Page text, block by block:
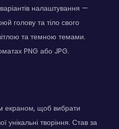
налаштування —
голову та тіло свого
та темною темами.
PNG або JPG.
екраном, щоб вибрати
унікальні творіння. Став за